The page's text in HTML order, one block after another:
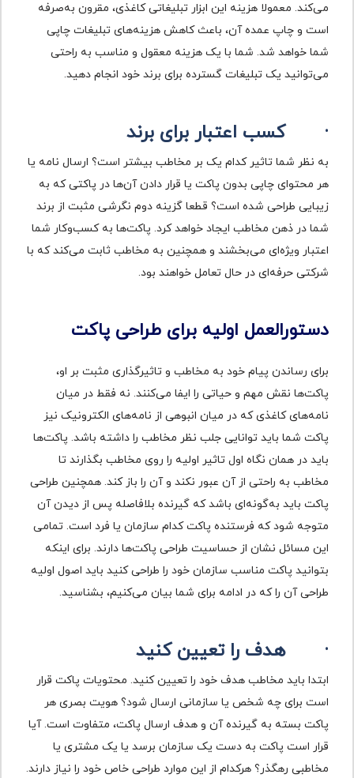
می‌کند. معمولا هزینه این ابزار تبلیغاتی کاغذی، مقرون‌ به‌صرفه
است و چاپ عمده آن، باعث کاهش هزینه‌های تبلیغات چاپی
شما خواهد شد. شما با یک هزینه معقول و مناسب به‌ راحتی
می‌توانید یک تبلیغات گسترده برای برند خود انجام دهید.
·کسب اعتبار برای برند
به نظر شما تاثیر کدام یک بر مخاطب بیشتر است؟ ارسال نامه یا
هر محتوای چاپی بدون پاکت یا قرار دادن آن‌ها در پاکتی که به
زیبایی طراحی شده است؟ قطعا گزینه دوم نگرشی مثبت از برند
شما در ذهن مخاطب ایجاد خواهد کرد. پاکت‌ها به کسب‌وکار شما
اعتبار ویژه‌ای می‌بخشند و همچنین به مخاطب ثابت می‌کند که با
شرکتی حرفه‌ای در حال تعامل خواهند بود.
دستورالعمل اولیه برای طراحی پاکت
برای رساندن پیام خود به مخاطب و تاثیرگذاری مثبت بر او،
پاکت‌ها نقش مهم و حیاتی را ایفا می‌کنند. نه فقط در میان
نامه‌های کاغذی که در میان انبوهی از نامه‌های الکترونیک نیز
پاکت شما باید توانایی جلب نظر مخاطب را داشته باشد. پاکت‌ها
باید در همان نگاه اول تاثیر اولیه را روی مخاطب بگذارند تا
مخاطب به راحتی از آن عبور نکند و آن را باز کند. همچنین طراحی
پاکت باید به‌گونه‌ای باشد که گیرنده بلافاصله پس از دیدن آن
متوجه شود که فرستنده پاکت کدام سازمان یا فرد است. تمامی
این مسائل نشان از حساسیت طراحی پاکت‌ها دارند. برای اینکه
بتوانید پاکت مناسب سازمان خود را طراحی کنید باید اصول اولیه
طراحی آن را که در ادامه برای شما بیان می‌کنیم، بشناسید.
·هدف را تعیین کنید
ابتدا باید مخاطب هدف خود را تعیین کنید. محتویات پاکت قرار
است برای چه شخص یا سازمانی ارسال شود؟ هویت بصری هر
پاکت بسته به گیرنده آن و هدف ارسال پاکت، متفاوت است. آیا
قرار است پاکت به دست یک سازمان برسد یا یک مشتری یا
مخاطبی رهگذر؟ هرکدام از این موارد طراحی خاص خود را نیاز دارند.